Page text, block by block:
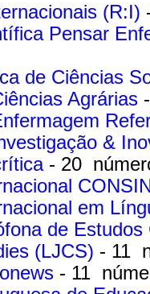
(R:I)
Pensar
de Ciências
Agrárias
&
- 20
em
de
(LJCS) - 11
- 11